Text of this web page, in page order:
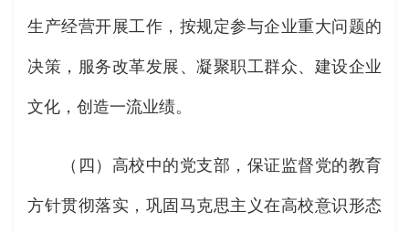
生产经营开展工作，按规定参与企业重大问题的
决策，服务改革发展、凝聚职工群众、建设企业
文化，创造一流业绩。
（四）高校中的党支部，保证监督党的教育
方针贯彻落实，巩固马克思主义在高校意识形态